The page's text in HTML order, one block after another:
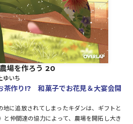
コミックガルド
コミッククリエ
場を作ろう 20
ゆいち
茶作り!? 和菓子でお花見＆大宴会開
地に追放されてしまったキダンは、ギフトと
と仲間達の協力によって、農場を開拓し大き